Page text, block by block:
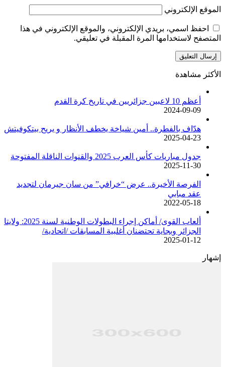
الموقع الإلكتروني
احفظ اسمي، بريدي الإلكتروني، والموقع الإلكتروني في هذا
المتصفح لاستخدامها المرة المقبلة في تعليقي.
الأكثر مشاهدة
أعظم 10 لاعبين جزائريين في تاريخ كرة القدم
2024-09-09
هدّاف بالفطرة.. أمين شياخة يخطف الأنظار و يريح بيتكوفيتش
2025-04-23
جدول مباريات كأس العرب 2025 والقنوات الناقلة المفتوحة
2025-11-30
الفرصة الأخيرة.. عرض “خرافي” من سان جيرمان لتجديد
عقد مبابي
2022-05-18
ألعاب القوى/ أماكن إجراء البطولات الوطنية لسنة 2025: ولايتا
الجزائر وبجاية تحتضنان أغلبية المسابقات /اتحادية/
2025-01-12
إشهار